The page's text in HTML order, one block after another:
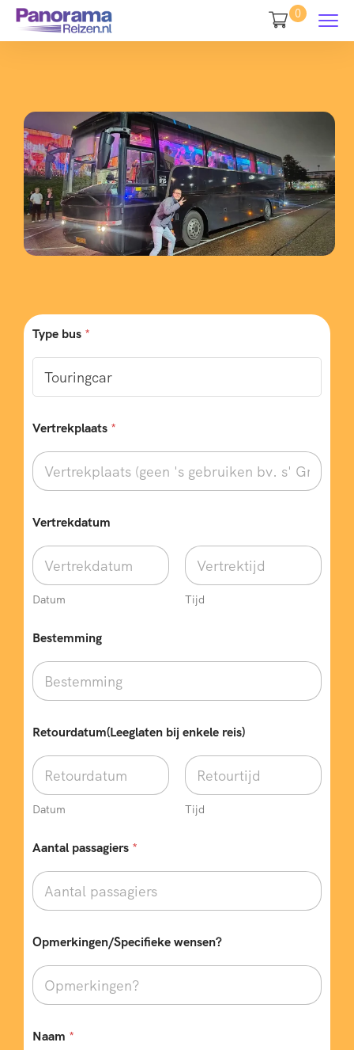
0
Type bus *
Vertrekplaats *
Vertrekdatum
Datum Tijd
Bestemming
Retourdatum(Leeglaten bij enkele reis)
Datum Tijd
Aantal passagiers *
Opmerkingen/Specifieke wensen?
Naam *